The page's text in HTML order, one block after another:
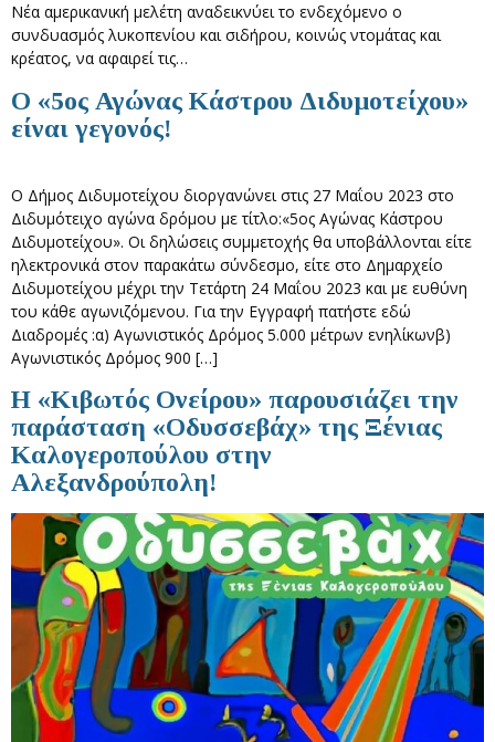
Νέα αμερικανική μελέτη αναδεικνύει το ενδεχόμενο ο
συνδυασμός λυκοπενίου και σιδήρου, κοινώς ντομάτας και
κρέατος, να αφαιρεί τις…
Ο «5ος Αγώνας Κάστρου Διδυμοτείχου»
είναι γεγονός!
Ο Δήμος Διδυμοτείχου διοργανώνει στις 27 Μαΐου 2023 στο
Διδυμότειχο αγώνα δρόμου με τίτλο:«5ος Αγώνας Κάστρου
Διδυμοτείχου». Οι δηλώσεις συμμετοχής θα υποβάλλονται είτε
ηλεκτρονικά στον παρακάτω σύνδεσμο, είτε στο Δημαρχείο
Διδυμοτείχου μέχρι την Τετάρτη 24 Μαΐου 2023 και με ευθύνη
του κάθε αγωνιζόμενου. Για την Εγγραφή πατήστε εδώ
Διαδρομές :α) Αγωνιστικός Δρόμος 5.000 μέτρων ενηλίκωνβ)
Αγωνιστικός Δρόμος 900 […]
Η «Κιβωτός Ονείρου» παρουσιάζει την
παράσταση «Οδυσσεβάχ» της Ξένιας
Καλογεροπούλου στην
Αλεξανδρούπολη!